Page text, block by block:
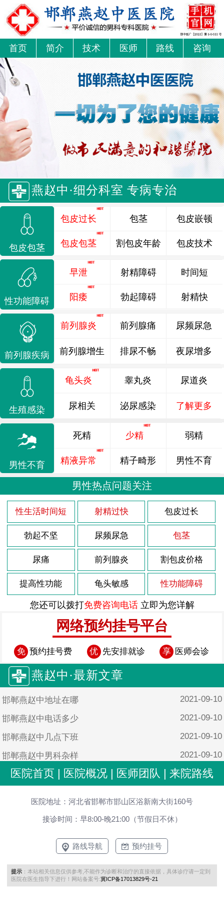
首页 简介 技术 医师 路线 咨询
燕赵中·细分科室 专病专治
包皮包茎
包皮过长
包皮包茎
包茎
割包皮年龄
包皮嵌顿
包皮技术
性功能障碍
早泄
阳痿
射精障碍
勃起障碍
时间短
射精快
前列腺疾病
前列腺炎 前列腺痛 尿频尿急
前列腺增生 排尿不畅 夜尿增多
生殖感染
龟头炎 睾丸炎 尿道炎
尿相关 泌尿感染 了解更多
男性不育
死精 少精 弱精
精液异常 精子畸形 男性不育
男性热点问题关注
性生活时间短 射精过快 包皮过长
勃起不坚 尿频尿急 包茎
尿痛 前列腺炎 割包皮价格
提高性功能 龟头敏感 性功能障碍
您还可以拨打免费咨询电话立即为您详解
网络预约挂号平台
免 预约挂号费 优 先安排就诊 享 医师会诊
燕赵中·最新文章
邯郸燕赵中地址在哪 2021-09-10
邯郸燕赵中电话多少 2021-09-10
邯郸燕赵中几点下班 2021-09-10
邯郸燕赵中男科杂样 2021-09-10
邯郸燕赵中男科靠谱吗 2021-09-10
医院首页 | 医院概况 | 医师团队 | 来院路线
医院地址：河北省邯郸市邯山区浴新南大街160号
接诊时间：早8:00-晚21:00（节假日不休）
路线导航 预约挂号
提示 ：本站相关信息仅供参考,不能作为诊断和治疗的直接依据，具体诊疗请一定到
医院在医生指导下进行！网站备案号:冀ICP备17013829号-21